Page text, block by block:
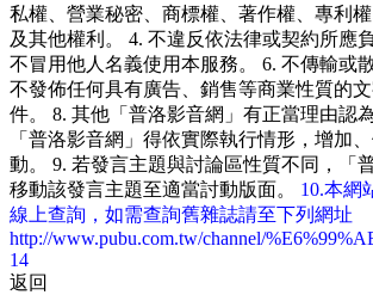
私權、營業秘密、商標權、著作權、專利
及其他權利。 4. 不違反依法律或契約所應
不冒用他人名義使用本服務。 6. 不傳輸或
不發佈任何具有廣告、銷售等商業性質的
件。 8. 其他「普洛影音網」有正當理由認
「普洛影音網」得依實際執行情形，增加
動。 9. 若發言主題與討論區性質不同，「
移動該發言主題至適當討動版面。 10.本網
線上查詢，如需查詢舊雜誌請至下列網址
http://www.pubu.com.tw/channel/
14
返回